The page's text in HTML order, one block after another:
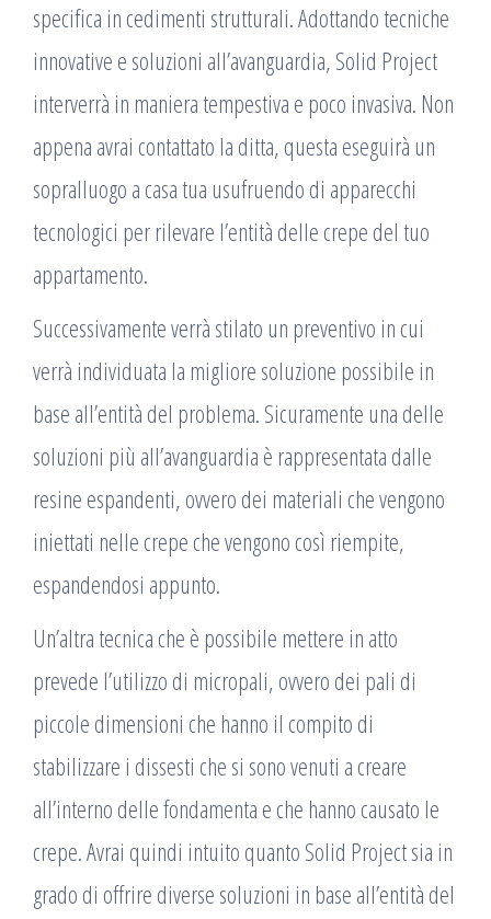
specifica in cedimenti strutturali. Adottando tecniche
innovative e soluzioni all’avanguardia, Solid Project
interverrà in maniera tempestiva e poco invasiva. Non
appena avrai contattato la ditta, questa eseguirà un
sopralluogo a casa tua usufruendo di apparecchi
tecnologici per rilevare l’entità delle crepe del tuo
appartamento.
Successivamente verrà stilato un preventivo in cui
verrà individuata la migliore soluzione possibile in
base all’entità del problema. Sicuramente una delle
soluzioni più all’avanguardia è rappresentata dalle
resine espandenti, ovvero dei materiali che vengono
iniettati nelle crepe che vengono così riempite,
espandendosi appunto.
Un’altra tecnica che è possibile mettere in atto
prevede l’utilizzo di micropali, ovvero dei pali di
piccole dimensioni che hanno il compito di
stabilizzare i dissesti che si sono venuti a creare
all’interno delle fondamenta e che hanno causato le
crepe. Avrai quindi intuito quanto Solid Project sia in
grado di offrire diverse soluzioni in base all’entità del